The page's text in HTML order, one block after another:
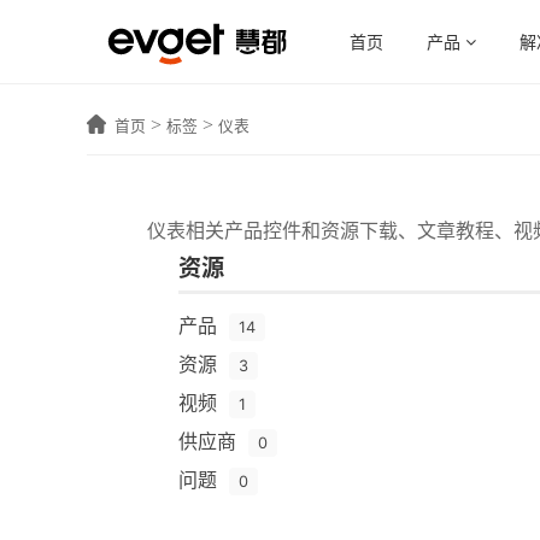
首页 产品
首页 > 标签 > 仪表
仪表相关产品控件和资源下载、文章教程、
资源
产品 14
资源 3
视频 1
供应商 0
问题 0